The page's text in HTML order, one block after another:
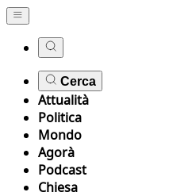
Cerca
Attualità
Politica
Mondo
Agorà
Podcast
Chiesa